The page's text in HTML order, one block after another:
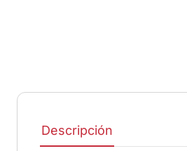
Descripción